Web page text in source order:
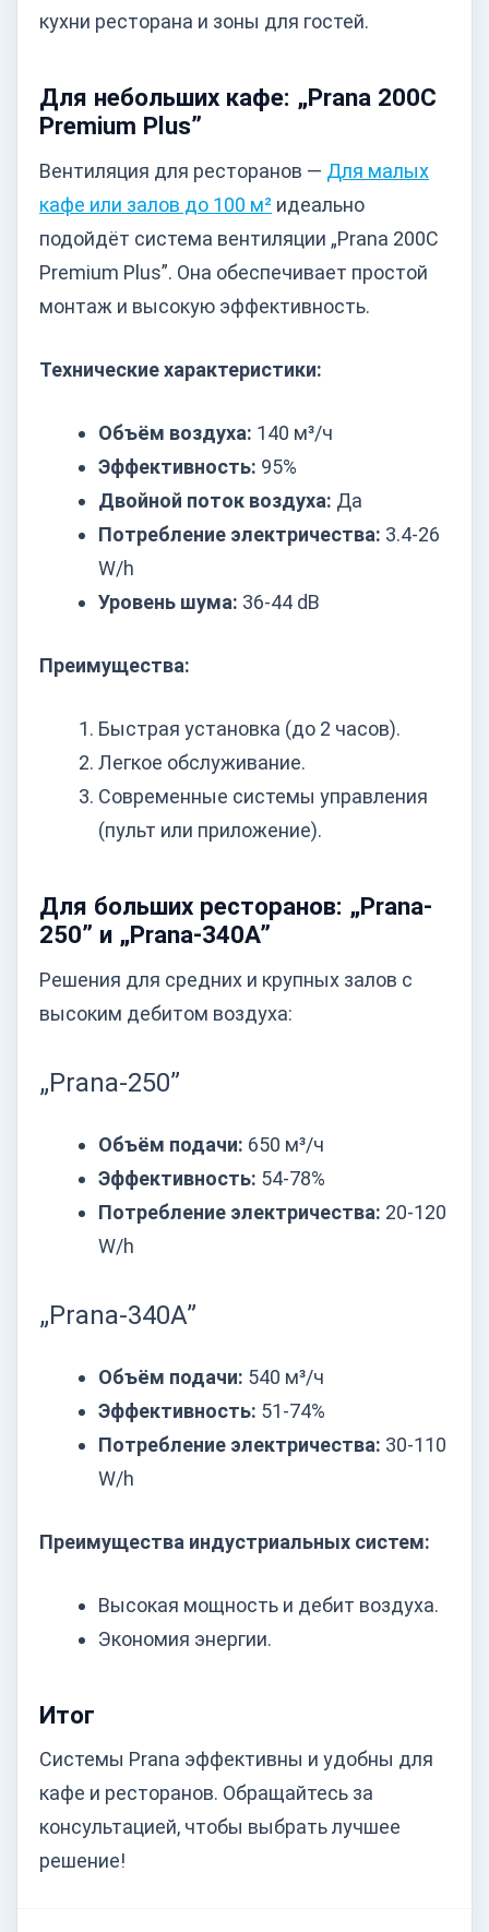
кухни ресторана и зоны для гостей.
Для небольших кафе: „Prana 200С
Premium Plus”
Вентиляция для ресторанов — Для малых
кафе или залов до 100 м² идеально
подойдёт система вентиляции „Prana 200С
Premium Plus”. Она обеспечивает простой
монтаж и высокую эффективность.
Технические характеристики:
Объём воздуха: 140 м³/ч
Эффективность: 95%
Двойной поток воздуха: Да
Потребление электричества: 3.4-26
W/h
Уровень шума: 36-44 dB
Преимущества:
Быстрая установка (до 2 часов).
Легкое обслуживание.
Современные системы управления
(пульт или приложение).
Для больших ресторанов: „Prana-
250” и „Prana-340A”
Решения для средних и крупных залов с
высоким дебитом воздуха:
„Prana-250”
Объём подачи: 650 м³/ч
Эффективность: 54-78%
Потребление электричества: 20-120
W/h
„Prana-340A”
Объём подачи: 540 м³/ч
Эффективность: 51-74%
Потребление электричества: 30-110
W/h
Преимущества индустриальных систем:
Высокая мощность и дебит воздуха.
Экономия энергии.
Итог
Системы Prana эффективны и удобны для
кафе и ресторанов. Обращайтесь за
консультацией, чтобы выбрать лучшее
решение!